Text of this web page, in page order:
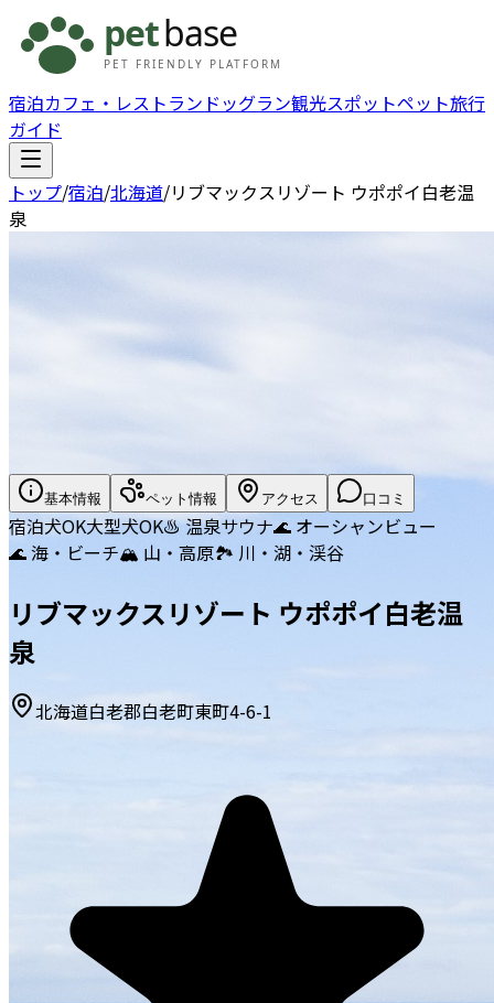
宿泊カフェ・レストラン ドッグラン観光スポットペット旅行
ガイド
トップ/宿泊/北海道/リブマックスリゾート ウポポイ白老温
泉
基本情報 ペット情報 アクセス 口コミ
宿泊犬OK大型犬OK♨️ 温泉サウナ🌊 オーシャンビュー
🌊 海・ビーチ🏔️ 山・高原🏞️ 川・湖・渓谷
リブマックスリゾート ウポポイ白老温
泉
北海道白老郡白老町東町4-6-1